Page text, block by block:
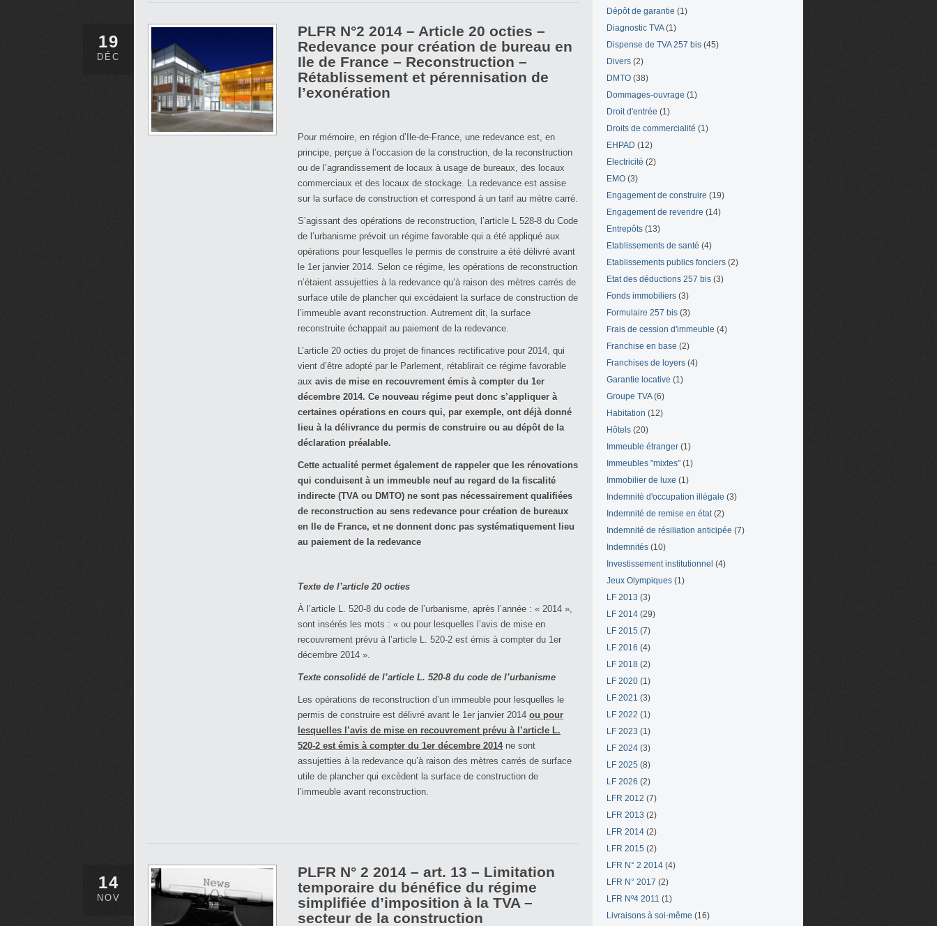
19
DÉC
PLFR N°2 2014 – Article 20 octies –
Redevance pour création de bureau en
Ile de France – Reconstruction –
Rétablissement et pérennisation de
l’exonération
Pour mémoire, en région d’Ile-de-France, une redevance est, en
principe, perçue à l’occasion de la construction, de la reconstruction
ou de l’agrandissement de locaux à usage de bureaux, des locaux
commerciaux et des locaux de stockage. La redevance est assise
sur la surface de construction et correspond à un tarif au mètre carré.
S’agissant des opérations de reconstruction, l’article L 528-8 du Code
de l’urbanisme prévoit un régime favorable qui a été appliqué aux
opérations pour lesquelles le permis de construire a été délivré avant
le 1er janvier 2014. Selon ce régime, les opérations de reconstruction
n’étaient assujetties à la redevance qu’à raison des mètres carrés de
surface utile de plancher qui excédaient la surface de construction de
l’immeuble avant reconstruction. Autrement dit, la surface
reconstruite échappait au paiement de la redevance.
L’article 20 octies du projet de finances rectificative pour 2014, qui
vient d’être adopté par le Parlement, rétablirait ce régime favorable
aux avis de mise en recouvrement émis à compter du 1er
décembre 2014. Ce nouveau régime peut donc s’appliquer à
certaines opérations en cours qui, par exemple, ont déjà donné
lieu à la délivrance du permis de construire ou au dépôt de la
déclaration préalable.
Cette actualité permet également de rappeler que les rénovations
qui conduisent à un immeuble neuf au regard de la fiscalité
indirecte (TVA ou DMTO) ne sont pas nécessairement qualifiées
de reconstruction au sens redevance pour création de bureaux
en Ile de France, et ne donnent donc pas systématiquement lieu
au paiement de la redevance
Texte de l’article 20 octies
À l’article L. 520-8 du code de l’urbanisme, après l’année : « 2014 »,
sont insérés les mots : « ou pour lesquelles l’avis de mise en
recouvrement prévu à l’article L. 520-2 est émis à compter du 1er
décembre 2014 ».
Texte consolidé de l’article L. 520-8 du code de l’urbanisme
Les opérations de reconstruction d’un immeuble pour lesquelles le
permis de construire est délivré avant le 1er janvier 2014 ou pour
lesquelles l’avis de mise en recouvrement prévu à l’article L.
520-2 est émis à compter du 1er décembre 2014ne sont
assujetties à la redevance qu’à raison des mètres carrés de surface
utile de plancher qui excèdent la surface de construction de
l’immeuble avant reconstruction.
14
NOV
PLFR N° 2 2014 – art. 13 – Limitation
temporaire du bénéfice du régime
simplifiée d’imposition à la TVA –
secteur de la construction
Dépôt de garantie (1)
Diagnostic TVA(1)
Dispense de TVA 257 bis (45)
Divers (2)
DMTO (38)
Dommages-ouvrage (1)
Droit d'entrée (1)
Droits de commercialité (1)
EHPAD (12)
Electricité (2)
EMO (3)
Engagement de construire (19)
Engagement de revendre (14)
Entrepôts (13)
Etablissements de santé (4)
Etablissements publics fonciers (2)
Etat des déductions 257 bis (3)
Fonds immobiliers (3)
Formulaire 257 bis (3)
Frais de cession d'immeuble (4)
Franchise en base (2)
Franchises de loyers (4)
Garantie locative (1)
Groupe TVA(6)
Habitation (12)
Hôtels (20)
Immeuble étranger (1)
Immeubles "mixtes" (1)
Immobilier de luxe (1)
Indemnité d'occupation illégale (3)
Indemnité de remise en état(2)
Indemnité de résiliation anticipée (7)
Indemnités (10)
Investissement institutionnel (4)
Jeux Olympiques (1)
LF 2013 (3)
LF 2014 (29)
LF 2015 (7)
LF 2016 (4)
LF 2018 (2)
LF 2020 (1)
LF 2021 (3)
LF 2022 (1)
LF 2023 (1)
LF 2024 (3)
LF 2025 (8)
LF 2026 (2)
LFR 2012 (7)
LFR 2013 (2)
LFR 2014 (2)
LFR 2015 (2)
LFR N° 2 2014 (4)
LFR N° 2017 (2)
LFR Nº4 2011 (1)
Livraisons à soi-même (16)